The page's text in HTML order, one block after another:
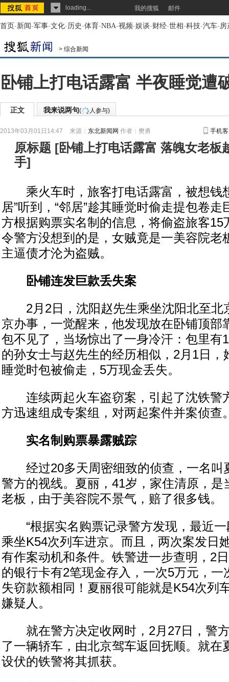
loading... 我的搜狐 邮件
首页-新闻-军事-文化-历史-体育-NBA-视频-娱谈-财经-世相-科技-汽车-房
> 综合新闻
卧铺上打电话露富 半夜睡觉遭
正文 我来说两句( 人参与)
2013年03月01日14:47 来源： 东北新闻网 作者：樊勇 手机
原标题 [卧铺上打电话露富 落魄女老板
手]
乘火车时，旅客打电话露富，被想钱
居”听到，“邻居”趁其睡觉时偷走提包卷
方根据购票实名制的信息，将偷盗旅客15
令警方没想到的是，女贼竟是一美容院老
主逼债才沦为盗贼。
卧铺连发巨款丢失案
2月2日，沈阳赵先生乘坐沈阳北至北
京办事，一觉醒来，他发现放在卧铺顶部
包不见了，当场惊出了一身冷汗：包里有
的孙女士与赵先生的经历相似，2月1日，
睡觉时包被偷走，5万现金丢失。
连续两起火车盗窃案，引起了沈铁警
方迅速组成专案组，对两起案件并案侦查
实名制购票暴露贼踪
经过20多天周密细致的侦查，一名叫
警方的视线。夏丽，41岁，家住清原，是
老板，由于美容院不景气，赔了很多钱。
“根据实名购票记录警方发现，最近一
乘坐K54次列车进京。而且，两次案发日
有作案动机和条件。铁警进一步查明，2
的银行卡有2笔现金存入，一次5万元，一
失窃款额相同！夏丽很可能就是K54次列
嫌疑人。
就在警方决定收网时，2月27日，警
了一辆轿车，由北京驾车返回抚顺。就在
设伏的铁警将其抓获。